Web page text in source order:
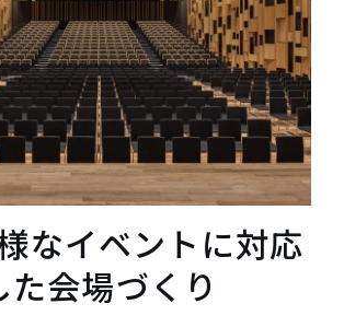
なイベントに対応
た会場づくり